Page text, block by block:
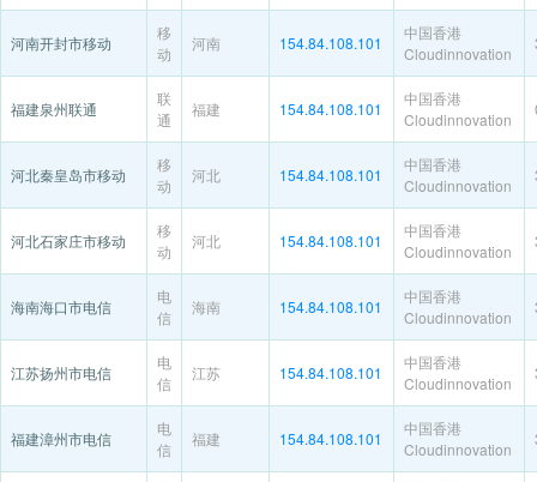
河南开封市移动
移
动
河南 154.84.108.101
中国香港
Cloudinnovation
福建泉州联通
联
通
福建 154.84.108.101
中国香港
Cloudinnovation
河北秦皇岛市移动
移
动
河北 154.84.108.101
中国香港
Cloudinnovation
河北石家庄市移动
移
动
河北 154.84.108.101
中国香港
Cloudinnovation
海南海口市电信
电
信
海南 154.84.108.101
中国香港
Cloudinnovation
江苏扬州市电信
电
信
江苏 154.84.108.101
中国香港
Cloudinnovation
福建漳州市电信
电
信
福建 154.84.108.101
中国香港
Cloudinnovation